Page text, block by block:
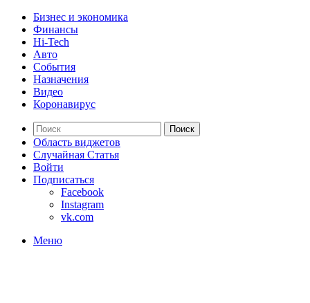
Бизнес и экономика
Финансы
Hi-Tech
Авто
События
Назначения
Видео
Коронавирус
Поиск
Область виджетов
Случайная Статья
Войти
Подписаться
Facebook
Instagram
vk.com
Меню